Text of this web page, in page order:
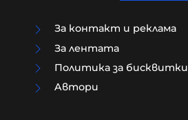
За контакт и реклама
За лентата
Политика за бисквитки
Aвтори